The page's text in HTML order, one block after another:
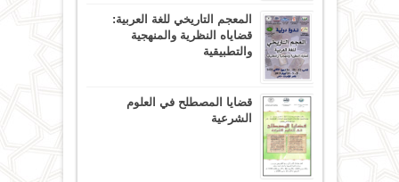
المعجم التاريخي للغة العربية:
قضاياه النظرية والمنهجية
والتطبيقية
قضايا المصطلح في العلوم
الشرعية